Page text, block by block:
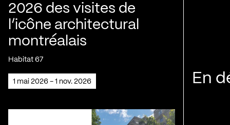
2026 des visites de
l’icône architectural
montréalais
Habitat 67
1 mai 2026 - 1 nov. 2026 En